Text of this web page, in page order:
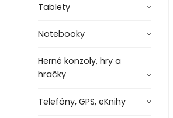
Tablety
Notebooky
Herné konzoly, hry a
hračky
Telefóny, GPS, eKnihy